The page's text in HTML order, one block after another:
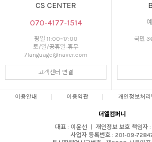
CS CENTER
070-4177-1514
평일 11:00~17:00
토/일/공휴일-휴무
7language@naver.com
고객센터 연결
국민
이용안내 이용약관 개인정보처리
더엘컴퍼니
대표 : 이윤선 ㅣ 개인정보 보호 책임자
사업자 등록번호 : 201-09-